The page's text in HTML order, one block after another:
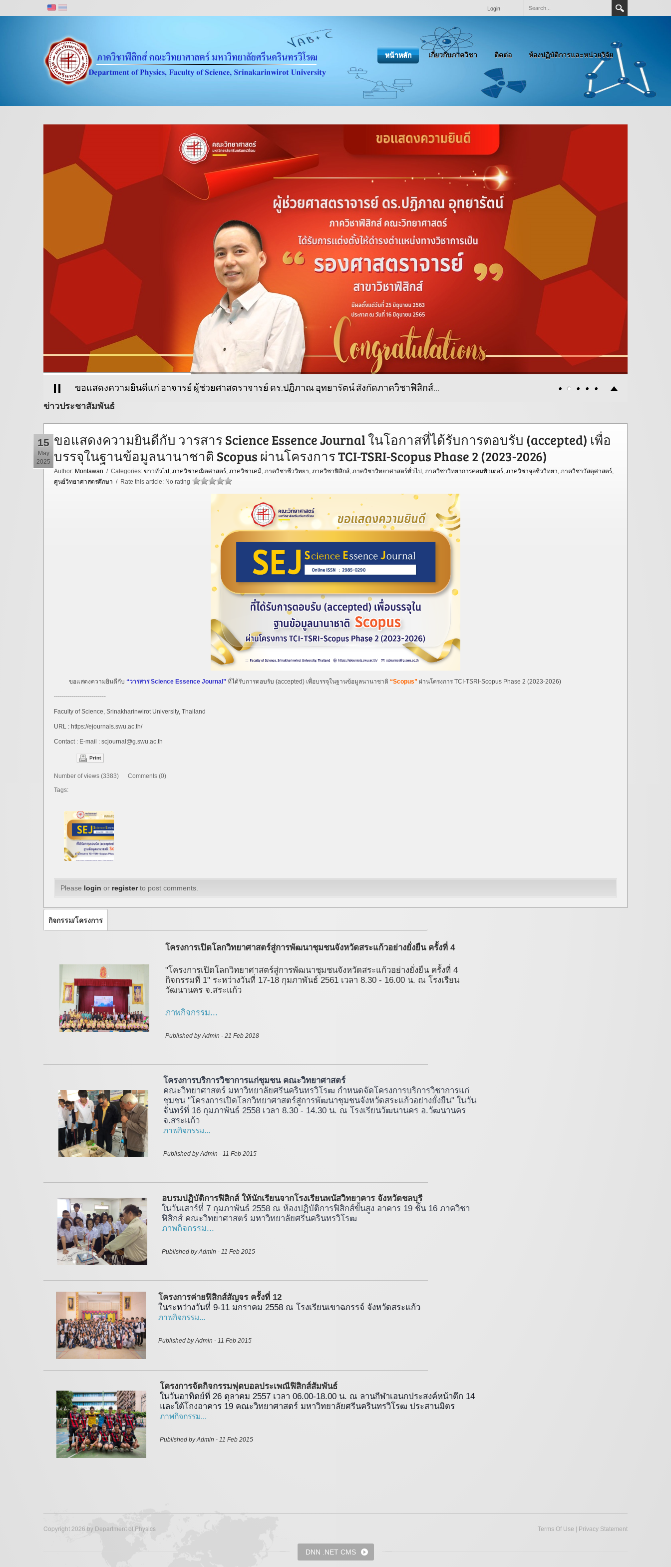
Login
หน้าหลัก เกี่ยวกับภาควิชา ติดต่อ ห้องปฏิบัติการและหน่วยวิจัย
ขอแสดงความยินดีแก่ อาจารย์ ผู้ช่วยศาสตราจารย์ ดร.ปฏิภาณ อุทยารัตน์ สังกัดภาควิชาฟิสิกส์...
ข่าวประชาสัมพันธ์
15
May
2025
ขอแสดงความยินดีกับ วารสาร Science Essence Journal ในโอกาสที่ได้รับการตอบรับ (accepted) เพื่อ
บรรจุในฐานข้อมูลนานาชาติ Scopus ผ่านโครงการ TCI-TSRI-Scopus Phase 2 (2023-2026)
Author: Montawan / Categories: ข่าวทั่วไป , ภาควิชาคณิตศาสตร์, ภาควิชาเคมี, ภาควิชาชีววิทยา, ภาควิชาฟิสิกส์, ภาควิชาวิทยาศาสตร์ทั่วไป , ภาควิชาวิทยาการคอมพิวเตอร์, ภาควิชาจุลชีววิทยา, ภาควิชาวัสดุศาสตร์,
ศูนย์วิทยาศาสตรศึกษา / Rate this article: No rating
ขอแสดงความยินดีกับ “วารสาร Science Essence Journal” ที่ได้รับการตอบรับ (accepted) เพื่อบรรจุในฐานข้อมูลนานาชาติ “Scopus” ผ่านโครงการ TCI-TSRI-Scopus Phase 2 (2023-2026)
--------------------------
Faculty of Science, Srinakharinwirot University, Thailand
URL : https://ejournals.swu.ac.th/
Contact : E-mail : scjournal@g.swu.ac.th
Print
Number of views (3383) Comments (0)
Tags:
Please login or registerto post comments.
กิจกรรม/โครงการ
โครงการเปิดโลกวิทยาศาสตร์สู่การพัฒนาชุมชนจังหวัดสระแก้วอย่างยั่งยืน ครั้งที่ 4
"โครงการเปิดโลกวิทยาศาสตร์สู่การพัฒนาชุมชนจังหวัดสระแก้วอย่างยั่งยืน ครั้งที่ 4
กิจกรรมที่ 1" ระหว่างวันที่ 17-18 กุมภาพันธ์ 2561 เวลา 8.30 - 16.00 น. ณ โรงเรียน
วัฒนานคร จ.สระแก้ว
ภาพกิจกรรม...
Published by Admin - 21 Feb 2018
โครงการบริการวิชาการแก่ชุมชน คณะวิทยาศาสตร์
คณะวิทยาศาสตร์ มหาวิทยาลัยศรีนครินทรวิโรฒ กำหนดจัดโครงการบริการวิชาการแก่
ชุมชน "โครงการเปิดโลกวิทยาศาสตร์สู่การพัฒนาชุมชนจังหวัดสระแก้วอย่างยั่งยืน" ในวัน
จันทร์ที่ 16 กุมภาพันธ์ 2558 เวลา 8.30 - 14.30 น. ณ โรงเรียนวัฒนานคร อ.วัฒนานคร
จ.สระแก้ว
ภาพกิจกรรม...
Published by Admin - 11 Feb 2015
อบรมปฏิบัติการฟิสิกส์ ให้นักเรียนจากโรงเรียนพนัสวิทยาคาร จังหวัดชลบุรี
ในวันเสาร์ที่ 7 กุมภาพันธ์ 2558 ณ ห้องปฏิบัติการฟิสิกส์ขั้นสูง อาคาร 19 ชั้น 16 ภาควิชา
ฟิสิกส์ คณะวิทยาศาสตร์ มหาวิทยาลัยศรีนครินทรวิโรฒ
ภาพกิจกรรม...
Published by Admin - 11 Feb 2015
โครงการค่ายฟิสิกส์สัญจร ครั้งที่ 12
ในระหว่างวันที่ 9-11 มกราคม 2558 ณ โรงเรียนเขาฉกรรจ์ จังหวัดสระแก้ว
ภาพกิจกรรม...
Published by Admin - 11 Feb 2015
โครงการจัดกิจกรรมฟุตบอลประเพณีฟิสิกส์สัมพันธ์
ในวันอาทิตย์ที่ 26 ตุลาคม 2557 เวลา 06.00-18.00 น. ณ ลานกีฬาเอนกประสงค์หน้าตึก 14
และใต้โถงอาคาร 19 คณะวิทยาศาสตร์ มหาวิทยาลัยศรีนครินทรวิโรฒ ประสานมิตร
ภาพกิจกรรม...
Published by Admin - 11 Feb 2015
Terms Of Use | Privacy Statement
Copyright 2026 by Department of Physics
DNN .NET CMS